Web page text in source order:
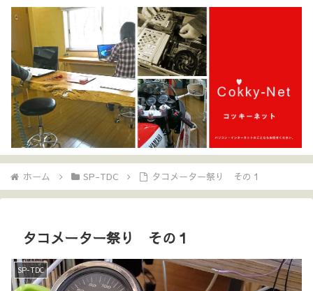
ホーム SP-TDC タコメーター祭り その１
タコメーター祭り その１
SP-TDC